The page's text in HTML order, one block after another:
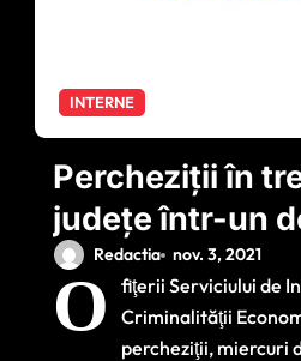
INTERNE
Percheziţii în
judeţe într-un
de “vaccinare la
chiuvetă”
Redactia nov. 3, 2021
O
fiţerii Serviciului de
Criminalităţii
percheziţii, miercuri